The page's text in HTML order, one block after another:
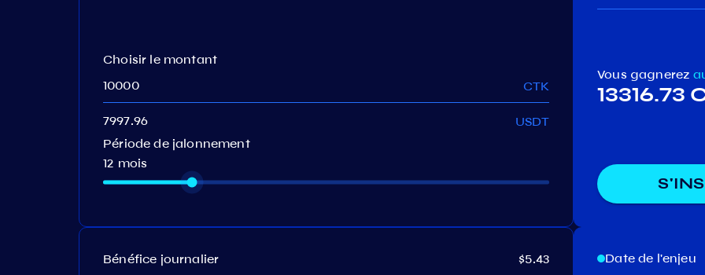
Choisir le montant
CTK
USDT
Période de jalonnement
12 mois
Bénéfice journalier
$5.43
Vous gagnerez
13316.73
Date de l'enjeu